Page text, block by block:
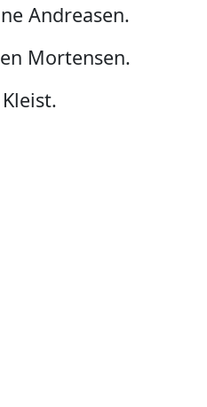
Andreasen.
Mortensen.